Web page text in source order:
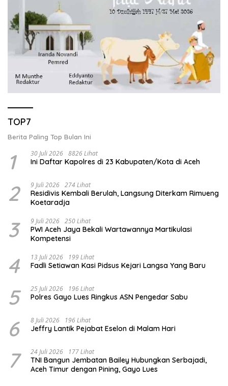
TOP7
Berita Paling Top Bulan Ini
1 30 Juli 2026 8826 Lihat
Ini Daftar Kapolres di 23 Kabupaten/Kota di Aceh
2 9 Juli 2026 274 Lihat
Residivis Kembali Berulah, Langsung Diterkam Rimueng
Koetaradja
3 9 Juli 2026 250 Lihat
PWI Aceh Jaya Bekali Wartawannya Martikulasi
Kompetensi
4 13 Juli 2026 199 Lihat
Fadli Setiawan Kasi Pidsus Kejari Langsa Yang Baru
5 25 Juli 2026 196 Lihat
Polres Gayo Lues Ringkus ASN Pengedar Sabu
6 8 Juli 2026 196 Lihat
Jeffry Lantik Pejabat Eselon di Malam Hari
7 24 Juli 2026 177 Lihat
TNI Bangun Jembatan Bailey Hubungkan Serbajadi,
Aceh Timur dengan Pining, Gayo Lues